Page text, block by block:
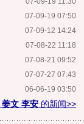
07-09-19 07:50
07-09-12 14:24
07-08-22 11:18
07-08-21 09:52
07-07-27 07:43
06-06-19 03:50
姜文 李安 的新闻>>